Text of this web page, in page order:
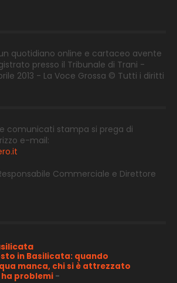
quotidiano online e cartaceo avente
presso il Tribunale di Trani -
2013 - La Voce Grossa © Tutti i diritti
comunicati stampa si prega di
e-mail:
Commerciale e Direttore
in Basilicata: quando
manca, chi si è attrezzato
ha problemi -